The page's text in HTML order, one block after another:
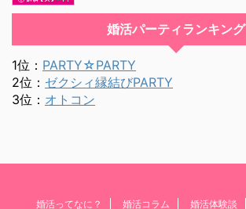
婚活パーティランキング
1位： PARTY☆PARTY
2位： ゼクシィ縁結びPARTY
3位： オトコン
婚活ってなに？ 婚活コラム 婚活体験談